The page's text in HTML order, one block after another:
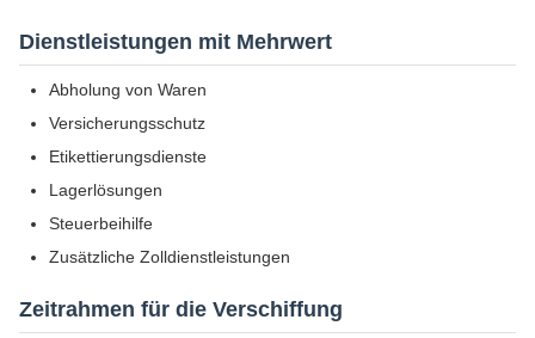
Dienstleistungen mit Mehrwert
Abholung von Waren
Versicherungsschutz
Etikettierungsdienste
Lagerlösungen
Steuerbeihilfe
Zusätzliche Zolldienstleistungen
Zeitrahmen für die Verschiffung